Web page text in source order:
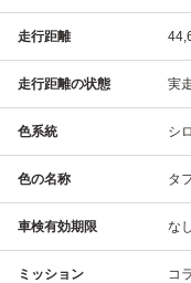
走行距離
走行距離の状態 実
色系統 シ
色の名称 タ
車検有効期限 なし
ミッション コ